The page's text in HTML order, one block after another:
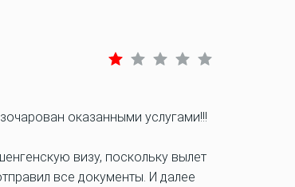
оказанными услугами!!!
визу, поскольку вылет
все документы. И далее